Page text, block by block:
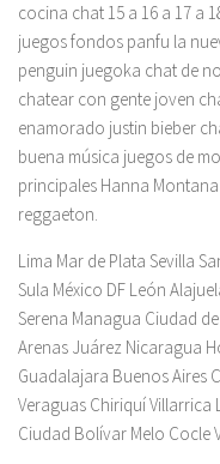
cocina chat 15 a 16 a 17 a
juegos fondos panfu la
penguin juegoka chat de
chatear con gente joven
enamorado justin bieber
buena música juegos de
principales Hanna
reggaeton.
Lima Mar de Plata Sevilla
Sula México DF León
Serena Managua Ciudad
Arenas Juárez Nicaragua
Guadalajara Buenos Aires
Veraguas Chiriquí Villarrica
Ciudad Bolívar Melo Cocle